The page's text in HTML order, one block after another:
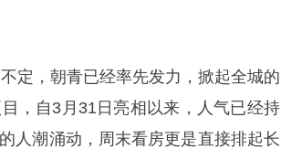
定，朝青已经率先发力，掀起全城的
，自3月31日亮相以来，人气已经持
人潮涌动，周末看房更是直接排起长